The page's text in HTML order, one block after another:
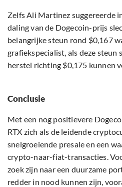
Zelfs Ali Martinez suggereerde
daling van de Dogecoin-prijs
belangrijke steun rond $0,167
grafiekspecialist, als deze steun
herstel richting $0,175 kunnen
Conclusie
Met een nog positievere
RTX zich als de leidende
snelgroeiende presale en een
crypto-naar-fiat-transacties.
zoek zijn naar een duurzame
redder in nood kunnen zijn,